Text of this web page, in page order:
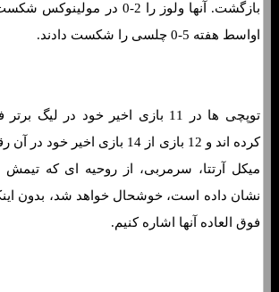
بازگشت. آنها ولوز را 2-0 در
اواسط هفته 5-0 چلسی را شکست دادند.
کرده اند و 12 بازی از 14 بازی اخیر
میکل آرتتا، سرمربی، از روحیه ای که تیمش
نشان داده است، خوشحال خواهد شد، بدون
فوق العاده آنها اشاره کنیم.